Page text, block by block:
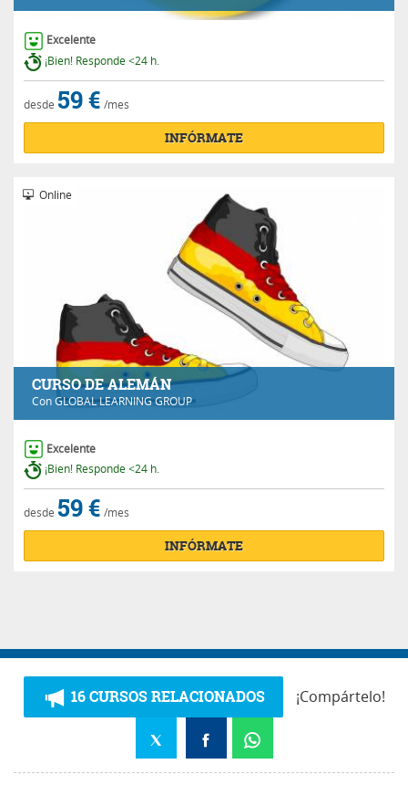
Excelente
¡Bien! Responde <24 h.
desde 59 € /mes
INFÓRMATE
CURSO DE ALEMÁN
ConGLOBAL LEARNING GROUP
Online
Excelente
¡Bien! Responde <24 h.
desde 59 € /mes
INFÓRMATE
16 CURSOS RELACIONADOS ¡Compártelo!